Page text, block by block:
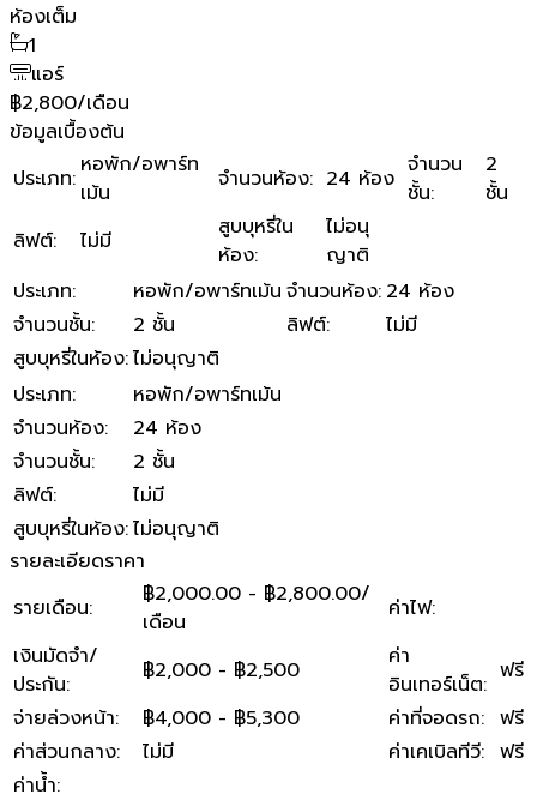
ห้องเต็ม
1
แอร์
฿2,800/เดือน
ข้อมูลเบื้องต้น
ประเภท: หอพัก/อพาร์ท
เม้น
จำนวนห้อง: 24 ห้อง จำนวน
ชั้น:
2
ชั้น
ลิฟต์: ไม่มี
สูบบุหรี่ใน
ห้อง:
ไม่อนุ
ญาติ
ประเภท: หอพัก/อพาร์ทเม้น จำนวนห้อง: 24 ห้อง
จำนวนชั้น: 2 ชั้น ลิฟต์:
ไม่มี
สูบบุหรี่ในห้อง:ไม่อนุญาติ
ประเภท:
หอพัก/อพาร์ทเม้น
จำนวนห้อง:
24 ห้อง
จำนวนชั้น:
2 ชั้น
ลิฟต์:
ไม่มี
สูบบุหรี่ในห้อง:ไม่อนุญาติ
รายละเอียดราคา
รายเดือน:
฿2,000.00 - ฿2,800.00/
เดือน
ค่าไฟ:
เงินมัดจำ/
ประกัน: ฿2,000 - ฿2,500
ค่า
อินเทอร์เน็ต: ฟรี
จ่ายล่วงหน้า: ฿4,000 - ฿5,300 ค่าที่จอดรถ: ฟรี
ค่าส่วนกลาง: ไม่มี ค่าเคเบิลทีวี: ฟรี
ค่าน้ำ: